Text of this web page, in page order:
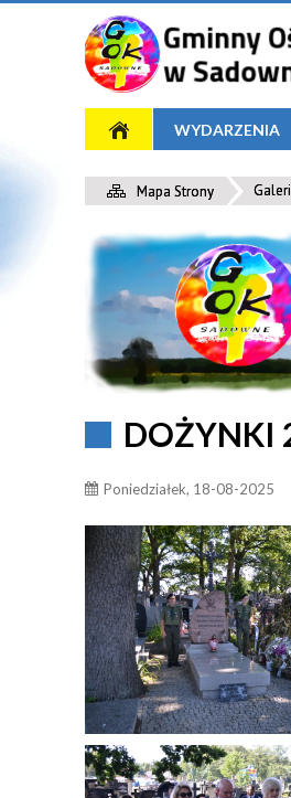
WYDARZENIA
Mapa Strony
DOŻYNKI
Poniedziałek, 18-08-2025